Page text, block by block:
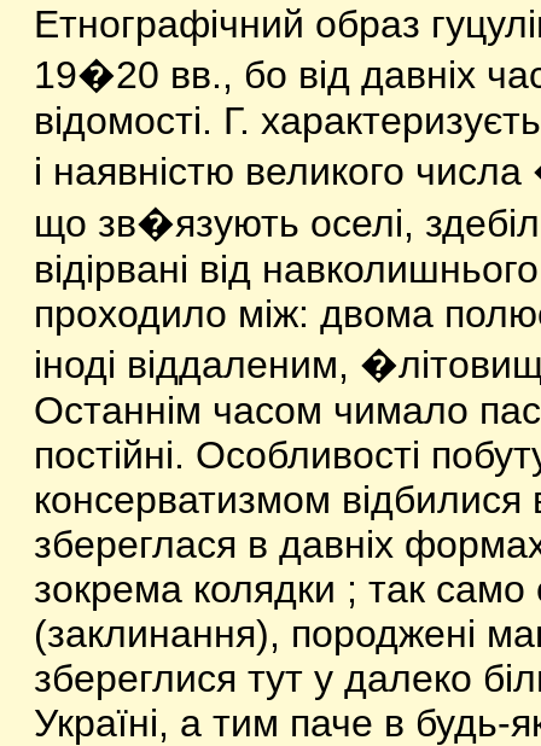
Етнографічний образ
19�20 вв., бо від давніх
відомості. Г.
і наявністю великого
що зв�язують оселі,
відірвані від
проходило між: двома
іноді віддаленим,
Останнім часом чимало
постійні. Особливості
консерватизмом відбилися
збереглася в давніх
зокрема колядки ; так само
(заклинання), породжені
збереглися тут у далеко
Україні, а тим паче в будь-